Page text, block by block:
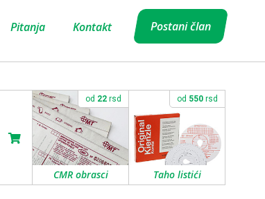
Pitanja Kontakt Postani član
CMR obrasci
od 22 rsd
Taho listići
od 550 rsd